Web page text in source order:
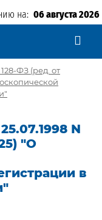
на: 06 августа 2026
ФЗ (ред. от
N
"О
в